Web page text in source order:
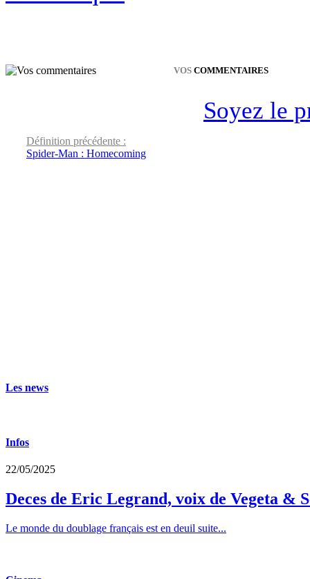
VOS COMMENTAIRES
Soyez le
Définition précédente :
Spider-Man : Homecoming
Les news
Infos
22/05/2025
Deces de Eric Legrand, voix de Vegeta &
Le monde du doublage français est en deuil suite...